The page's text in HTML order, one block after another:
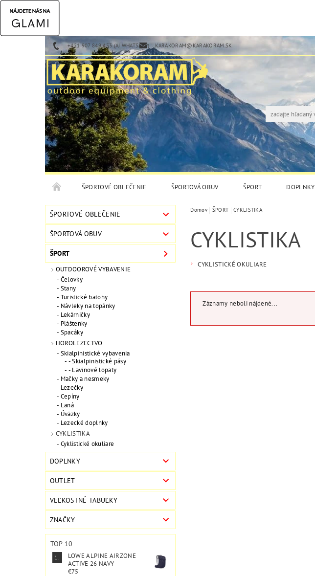
+421 907 849 453 (AJ WHATSAPP) KARAKORAM@KARAKORAM.SK
ŠPORTOVÉ OBLEČENIE ŠPORTOVÁ OBUV ŠPORT DOPLNKY
ŠPORTOVÉ OBLEČENIE
ŠPORTOVÁ OBUV
ŠPORT
OUTDOOROVÉ VYBAVENIE
Čelovky
Stany
Turistické batohy
Návleky na topánky
Lekárničky
Pláštenky
Spacáky
HOROLEZECTVO
Skialpinistické vybavenia
- Skialpinistické pásy
- Lavinové lopaty
Mačky a nesmeky
Lezečky
Cepíny
Laná
Úväzky
Lezecké doplnky
CYKLISTIKA
Cyklistické okuliare
DOPLNKY
OUTLET
VEĽKOSTNÉ TABUĽKY
ZNAČKY
TOP 10
LOWE ALPINE AIRZONE
ACTIVE 26 NAVY
€75
Domov ŠPORT CYKLISTIKA
CYKLISTIKA
CYKLISTICKÉ OKULIARE
Záznamy neboli nájdené...